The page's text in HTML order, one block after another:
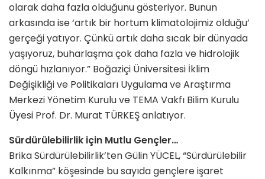
olarak daha fazla olduğunu gösteriyor. Bunun
arkasında ise ‘artık bir hortum klimatolojimiz olduğu’
gerçeği yatıyor. Çünkü artık daha sıcak bir dünyada
yaşıyoruz, buharlaşma çok daha fazla ve hidrolojik
döngü hızlanıyor.” Boğaziçi Üniversitesi İklim
Değişikliği ve Politikaları Uygulama ve Araştırma
Merkezi Yönetim Kurulu ve TEMA Vakfı Bilim Kurulu
Üyesi Prof. Dr. Murat TÜRKEŞ anlatıyor.
Sürdürülebilirlik için Mutlu Gençler…
Brika Sürdürülebilirlik’ten Gülin YÜCEL, “Sürdürülebilir
Kalkınma” köşesinde bu sayıda gençlere işaret